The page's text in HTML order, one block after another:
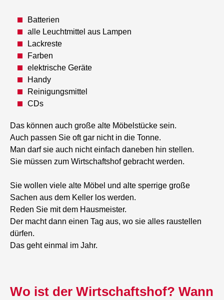
Batterien
alle Leuchtmittel aus Lampen
Lackreste
Farben
elektrische Geräte
Handy
Reinigungsmittel
CDs
Das können auch große alte Möbelstücke sein.
Auch passen Sie oft gar nicht in die Tonne.
Man darf sie auch nicht einfach daneben hin stellen.
Sie müssen zum Wirtschaftshof gebracht werden.
Sie wollen viele alte Möbel und alte sperrige große
Sachen aus dem Keller los werden.
Reden Sie mit dem Hausmeister.
Der macht dann einen Tag aus, wo sie alles raustellen
dürfen.
Das geht einmal im Jahr.
Wo ist der Wirtschaftshof? Wann